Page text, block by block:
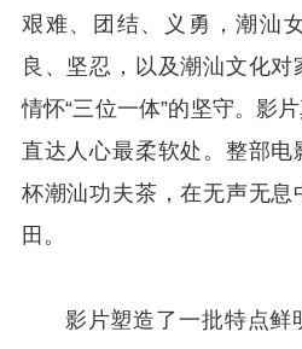
艰难、团结、义勇，潮汕
良、坚忍，以及潮汕文化
情怀“三位一体”的坚守。影
直达人心最柔软处。整部
杯潮汕功夫茶，在无声无
田。
影片塑造了一批特点鲜